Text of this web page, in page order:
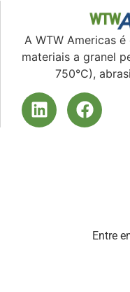
A WTW Americas
materiais a granel
750°C),
Entre